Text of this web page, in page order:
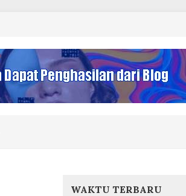
WAKTU TERBARU